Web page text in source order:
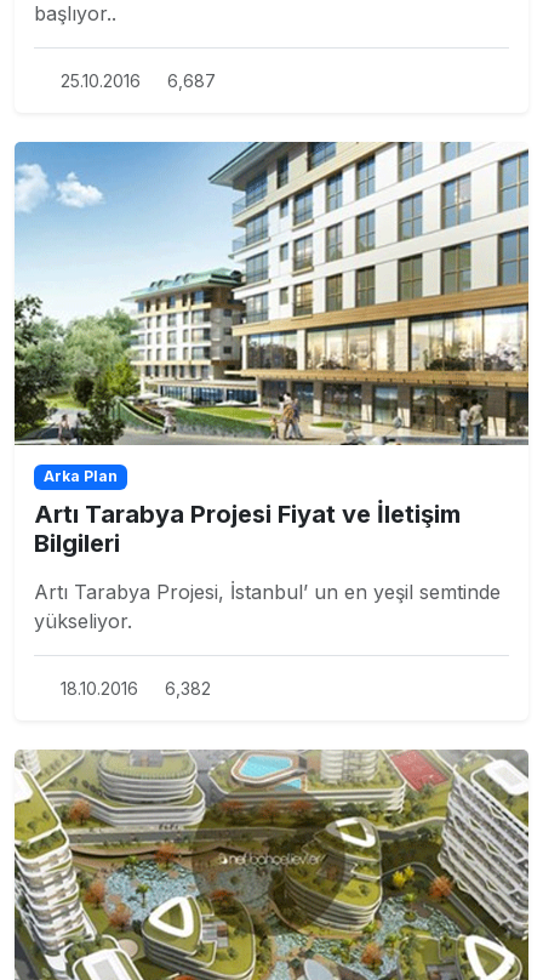
başlıyor..
25.10.2016 6,687
Arka Plan
Artı Tarabya Projesi Fiyat ve İletişim
Bilgileri
Artı Tarabya Projesi, İstanbul’ un en yeşil semtinde
yükseliyor.
18.10.2016 6,382